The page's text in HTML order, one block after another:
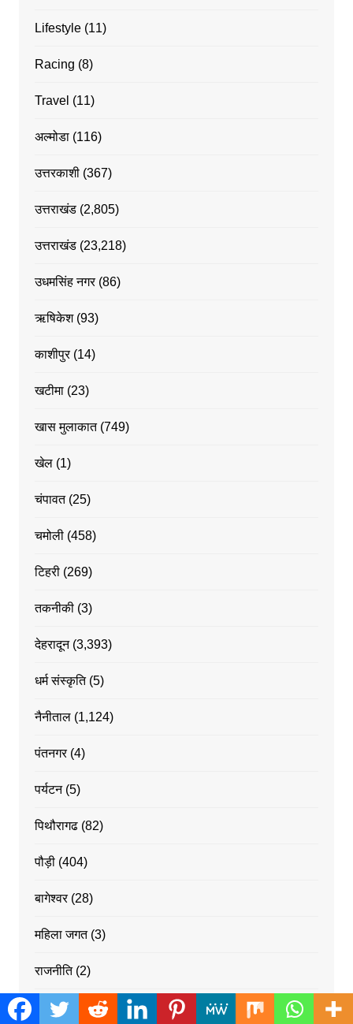
Lifestyle(11)
Racing (8)
Travel (11)
अल्मोडा(116)
उत्तरकाशी(367)
उत्तराखंड(2,805)
उत्तराखंड(23,218)
उधमसिंह नगर(86)
ऋषिकेश(93)
काशीपुर(14)
खटीमा(23)
खास मुलाकात(749)
खेल(1)
चंपावत(25)
चमोली(458)
टिहरी(269)
तकनीकी(3)
देहरादून(3,393)
धर्म संस्कृति(5)
नैनीताल(1,124)
पंतनगर(4)
पर्यटन(5)
पिथौरागढ(82)
पौड़ी(404)
बागेश्वर(28)
महिला जगत(3)
राजनीति(2)
राष्ट्रीय ख़बरें(1,263)